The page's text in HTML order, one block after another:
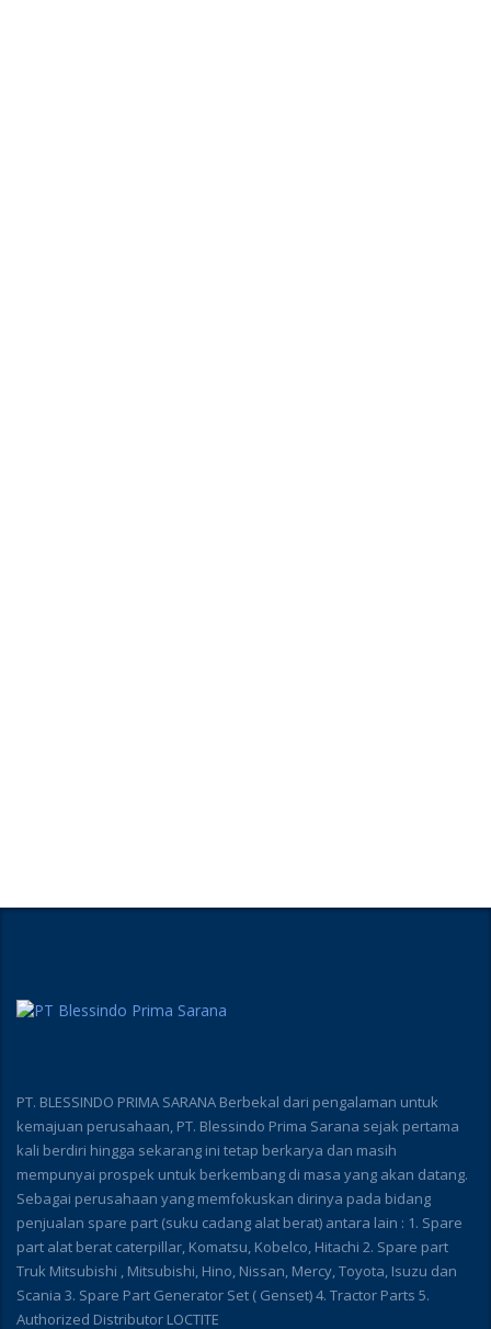
PT. BLESSINDO PRIMA SARANA Berbekal dari pengalaman untuk
kemajuan perusahaan, PT. Blessindo Prima Sarana sejak pertama
kali berdiri hingga sekarang ini tetap berkarya dan masih
mempunyai prospek untuk berkembang di masa yang akan datang.
Sebagai perusahaan yang memfokuskan dirinya pada bidang
penjualan spare part (suku cadang alat berat) antara lain : 1. Spare
part alat berat caterpillar, Komatsu, Kobelco, Hitachi 2. Spare part
Truk Mitsubishi , Mitsubishi, Hino, Nissan, Mercy, Toyota, Isuzu dan
Scania 3. Spare Part Generator Set ( Genset) 4. Tractor Parts 5.
Authorized Distributor LOCTITE